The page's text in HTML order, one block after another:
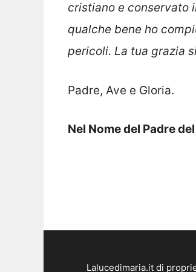
cristiano e conservato
qualche bene ho
pericoli. La tua grazia
Padre, Ave e Gloria.
Nel Nome del Padre
Lalucedimaria.it di